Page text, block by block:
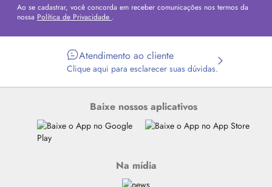
Ao se cadastrar, você concorda em receber comunicações nos termos da
nossa Política de Privacidade .
Atendimento ao cliente
Clique aqui para esclarecer suas dúvidas.
Baixe nossos aplicativos
Na mídia